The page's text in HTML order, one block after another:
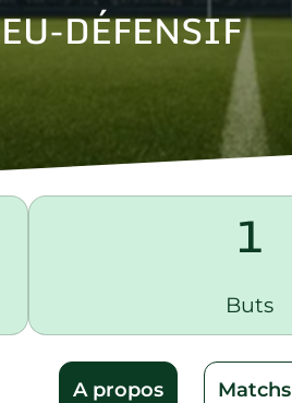
DÉFENSIF
1
Buts
A propos Matchs